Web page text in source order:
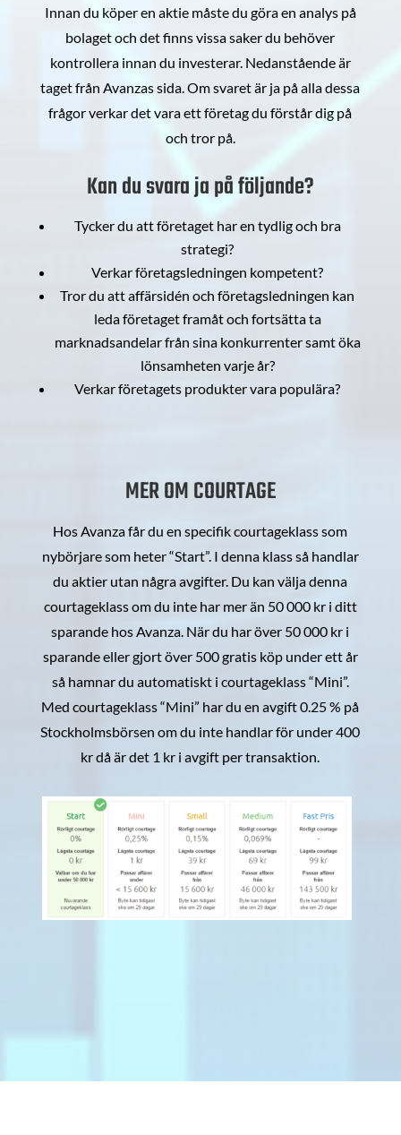
Innan du köper en aktie måste du göra en analys på
bolaget och det finns vissa saker du behöver
kontrollera innan du investerar. Nedanstående är
taget från Avanzas sida. Om svaret är ja på alla dessa
frågor verkar det vara ett företag du förstår dig på
och tror på.
Kan du svara ja på följande?
Tycker du att företaget har en tydlig och bra
strategi?
Verkar företagsledningen kompetent?
Tror du att affärsidén och företagsledningen kan
leda företaget framåt och fortsätta ta
marknadsandelar från sina konkurrenter samt öka
lönsamheten varje år?
Verkar företagets produkter vara populära?
MER OM COURTAGE
Hos Avanza får du en specifik courtageklass som
nybörjare som heter “Start”. I denna klass så handlar
du aktier utan några avgifter. Du kan välja denna
courtageklass om du inte har mer än 50 000 kr i ditt
sparande hos Avanza. När du har över 50 000 kr i
sparande eller gjort över 500 gratis köp under ett år
så hamnar du automatiskt i courtageklass “Mini”.
Med courtageklass “Mini” har du en avgift 0.25 % på
Stockholmsbörsen om du inte handlar för under 400
kr då är det 1 kr i avgift per transaktion.